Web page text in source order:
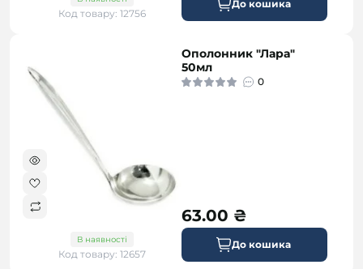
Код товару: 12756
До кошика
В наявності
Код товару: 12657
Ополонник "Лара"
50мл
0
63.00 ₴
До кошика